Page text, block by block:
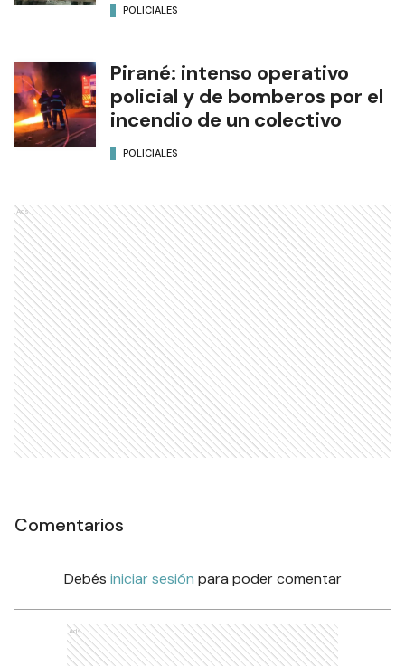
POLICIALES
Pirané: intenso operativo
policial y de bomberos por el
incendio de un colectivo
POLICIALES
Ads
Comentarios
Debés iniciar sesión para poder comentar
Ads